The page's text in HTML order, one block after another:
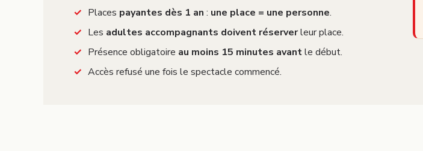
Places payantes dès 1 an : une place = une personne.
Les adultes accompagnants doivent réserverleur place.
Présence obligatoire au moins 15 minutes avantle début.
Accès refusé une fois le spectacle commencé.